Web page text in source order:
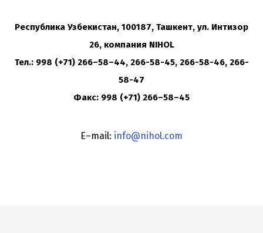
Республика Узбекистан, 100187, Ташкент, ул. Интизор
26, компания NIHOL
Тел.: 998 (+71) 266–58–44, 266-58-45, 266-58-46, 266-
58-47
Факс: 998 (+71) 266–58–45
E–mail: info@nihol.com